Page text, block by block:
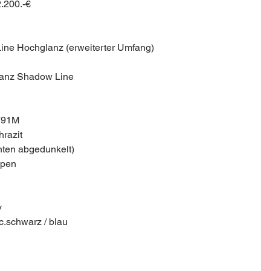
€
Hochglanz (erweiterter Umfang)
Shadow Line
abgedunkelt)
/ blau